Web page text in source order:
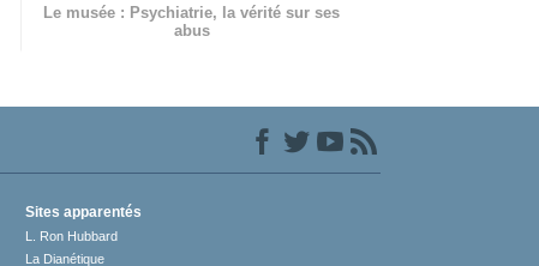
Le musée : Psychiatrie, la vérité sur ses
abus
Sites apparentés
L. Ron Hubbard
La Dianétique